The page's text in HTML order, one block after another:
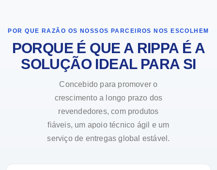
POR QUE RAZÃO OS NOSSOS PARCEIROS NOS ESCOLHEM
PORQUE É QUE A RIPPA É A
SOLUÇÃO IDEAL PARA SI
Concebido para promover o
crescimento a longo prazo dos
revendedores, com produtos
fiáveis, um apoio técnico ágil e um
serviço de entregas global estável.